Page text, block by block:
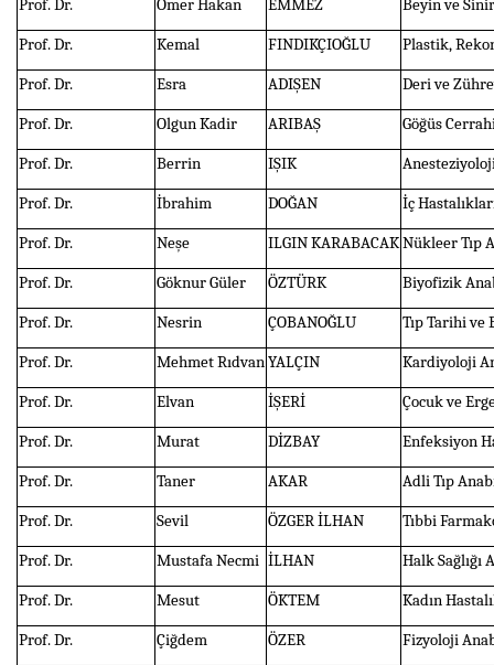
Prof. Dr.
Ömer Hakan EMMEZ
Beyin ve
Prof. Dr.
Kemal FINDIKÇIOĞLU
Plastik,
Prof. Dr.
Esra ADIŞEN
Deri ve
Prof. Dr.
Olgun Kadir ARIBAŞ
Göğüs
Prof. Dr.
Berrin IŞIK
Prof. Dr.
İbrahim DOĞAN
İç
Prof. Dr.
Neşe ILGIN KARABACAKNükleer Tıp
Prof. Dr.
Göknur Güler ÖZTÜRK
Biyofizik
Prof. Dr.
Nesrin ÇOBANOĞLU
Tıp Tarihi ve
Prof. Dr.
Mehmet RıdvanYALÇIN
Kardiyoloji
Prof. Dr.
Elvan İŞERİ
Çocuk ve
Prof. Dr.
Murat DİZBAY
Enfeksiyon
Prof. Dr.
Taner AKAR
Adli Tıp
Prof. Dr.
Sevil ÖZGER İLHAN
Tıbbi
Prof. Dr.
Mustafa Necmi İLHAN
Halk Sağlığı
Prof. Dr.
Mesut ÖKTEM
Kadın
Prof. Dr.
Çiğdem ÖZER
Fizyoloji